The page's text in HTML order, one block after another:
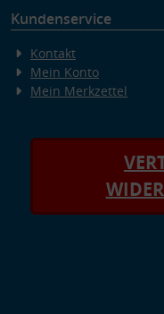
Kundenservice
Kontakt
Mein Konto
Mein Merkzettel